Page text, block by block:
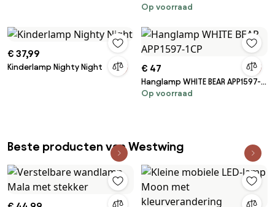
met zon - Cloudy
Op voorraad
€ 37,99
Kinderlamp Nighty Night € 47
Hanglamp WHITE BEAR APP1597-
1CP
Op voorraad
Beste producten van Westwing